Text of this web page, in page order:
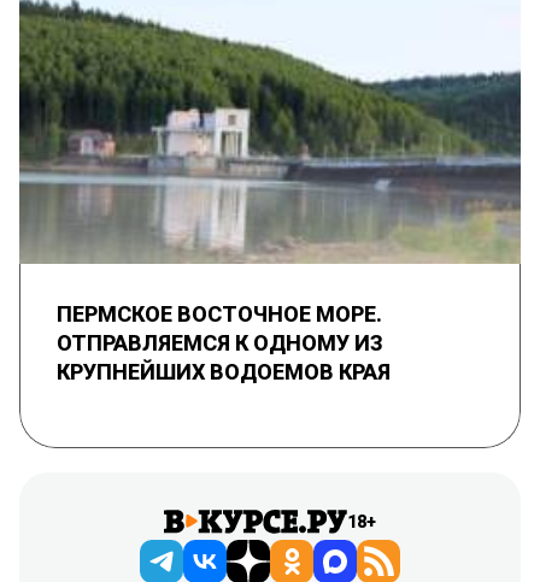
ПЕРМСКОЕ ВОСТОЧНОЕ МОРЕ.
ОТПРАВЛЯЕМСЯ К ОДНОМУ ИЗ
КРУПНЕЙШИХ ВОДОЕМОВ КРАЯ
18+